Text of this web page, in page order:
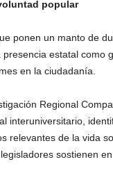
popular
ponen un manto de
estatal como
en la ciudadanía.
Regional
interuniversitario,
relevantes de la vida
sostienen